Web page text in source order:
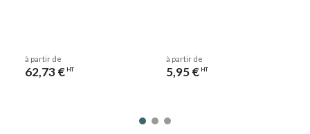
à partir de
62,73 € HT
à partir de
5,95 € HT